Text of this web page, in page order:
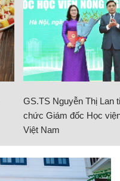
GS.TS Nguyễn Thị Lan
chức Giám đốc Học
Việt Nam